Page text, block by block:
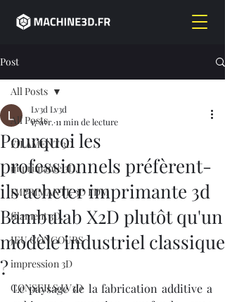
Post
All Posts
FILAMENT 3D
imprimante 3D,
IMPRIMANTE 3D FDM
filament 3D,
JEU CONCOURS
impression 3D
CONSEILS LV3D
All Posts
Pourquoi les
professionnels préfèrent-
ils acheter imprimante 3d
Bambulab X2D plutôt qu'un
modèle industriel classique
?
Lv3d Lv3d
17 avr. 11 min de lecture
Le paysage de la fabrication additive a